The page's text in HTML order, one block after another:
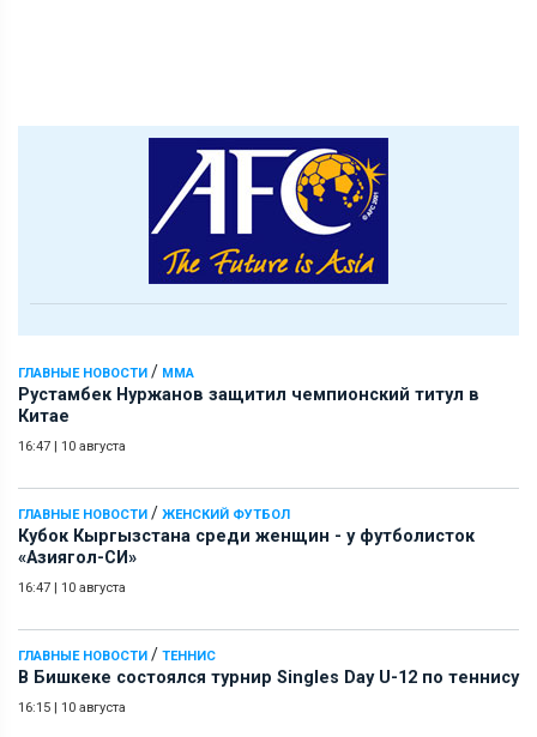
ГЛАВНЫЕ НОВОСТИ / ММА
Рустамбек Нуржанов защитил чемпионский титул в
Китае
16:47 10 августа
ГЛАВНЫЕ НОВОСТИ / ЖЕНСКИЙ ФУТБОЛ
Кубок Кыргызстана среди женщин - у футболисток
«Азиягол-СИ»
16:47 10 августа
ГЛАВНЫЕ НОВОСТИ / ТЕННИС
В Бишкеке состоялся турнир Singles Day U-12 по теннису
16:15 10 августа